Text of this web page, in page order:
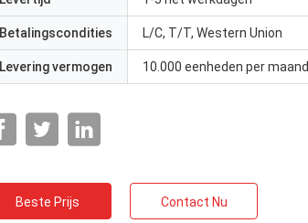
Betalingscondities L/C, T/T, Western Union
Levering vermogen 10.000 eenheden per maand
Beste Prijs Contact Nu